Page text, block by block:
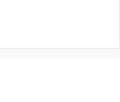
요한 역량과 현명한 생
해보세요! 안녕하세요,